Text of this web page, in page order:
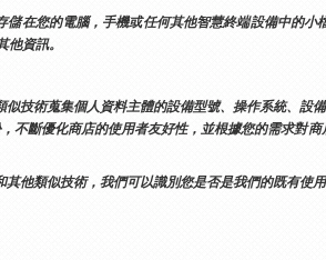
在您的電腦，手機或任何其他智慧終端設備中的
資訊。
技術蒐集個人資料主體的設備型號、操作系統、
不斷優化商店的使用者友好性，並根據您的需求對
他類似技術，我們可以識別您是否是我們的既有使